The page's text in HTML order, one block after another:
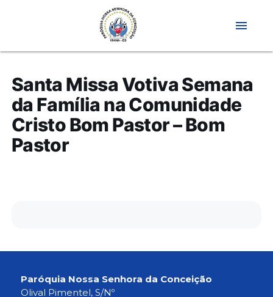
menu
Santa Missa Votiva Semana
da Família na Comunidade
Cristo Bom Pastor – Bom
Pastor
Paróquia Nossa Senhora da Conceição
Olival Pimentel, S/Nº